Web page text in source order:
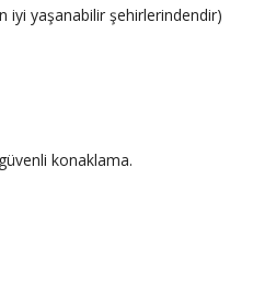
iyi yaşanabilir şehirlerindendir)
konaklama.